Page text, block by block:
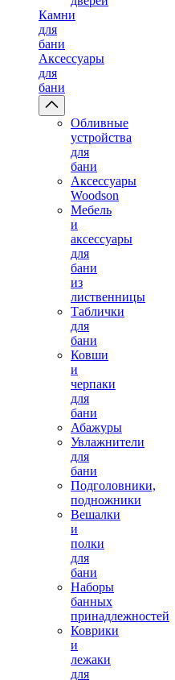
Камни
для
бани
Аксессуары
для
бани
Обливные
устройства
для
бани
Аксессуары
Woodson
Мебель
и
аксессуары
для
бани
из
лиственницы
Таблички
для
бани
Ковши
и
черпаки
для
бани
Абажуры
Увлажнители
для
бани
Подголовники,
подножники
Вешалки
и
полки
для
бани
Наборы
банных
принадлежностей
Коврики
и
лежаки
для